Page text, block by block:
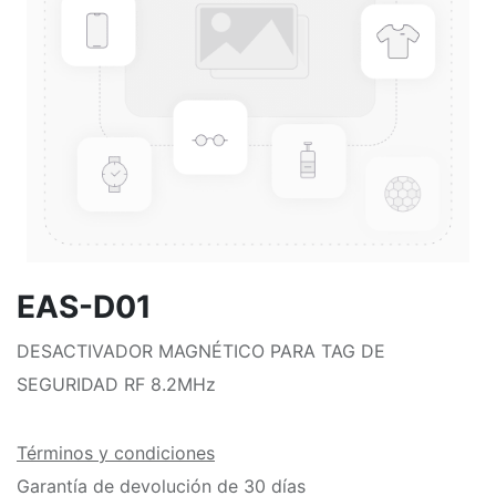
EAS-D01
DESACTIVADOR MAGNÉTICO PARA TAG DE
SEGURIDAD RF 8.2MHz
Términos y condiciones
Garantía de devolución de 30 días